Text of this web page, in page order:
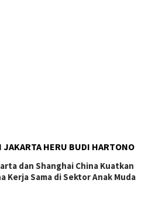
JAKARTA HERU BUDI HARTONO
dan Shanghai China Kuatkan
Kerja Sama di Sektor Anak Muda